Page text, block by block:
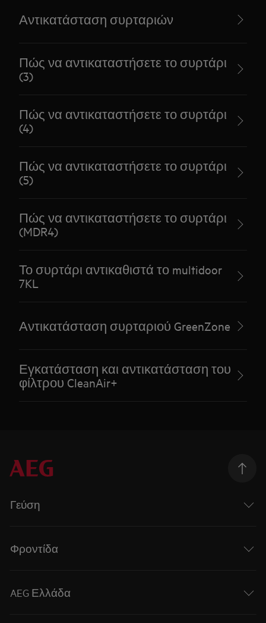
Αντικατάσταση συρταριών
Πώς να αντικαταστήσετε το συρτάρι
(3)
Πώς να αντικαταστήσετε το συρτάρι
(4)
Πώς να αντικαταστήσετε το συρτάρι
(5)
Πώς να αντικαταστήσετε το συρτάρι
(MDR4)
Το συρτάρι αντικαθιστά το multidoor
7KL
Αντικατάσταση συρταριού GreenZone
Εγκατάσταση και αντικατάσταση του
φίλτρου CleanAir+
Γεύση
Φροντίδα
AEG Ελλάδα